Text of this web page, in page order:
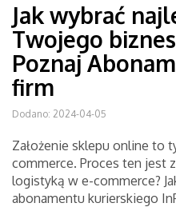
Jak wybrać
Twojego
Poznaj
firm
Dodano: 2024-04-05
Założenie sklepu online to
commerce. Proces ten jest
logistyką w e-commerce?
abonamentu kurierskiego